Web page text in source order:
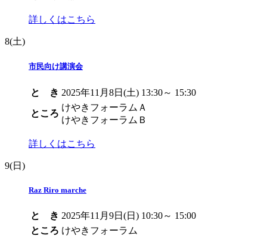
詳しくはこちら
8(土)
市民向け講演会
と き 2025年11月8日(土) 13:30～ 15:30
ところ
けやきフォーラムＡ
けやきフォーラムＢ
詳しくはこちら
9(日)
Raz Riro marche
と き 2025年11月9日(日) 10:30～ 15:00
ところ けやきフォーラム